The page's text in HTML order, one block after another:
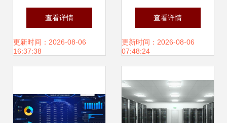
广告设计精品模板
一站式下载平台
查看详情
更新时间：2026-08-06
16:37:38
吸睛产品画册与宣
传广告的灵感指南
查看详情
更新时间：2026-08-06
07:48:24